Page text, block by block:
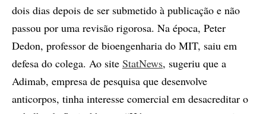
dois dias depois de ser submetido à publicação e não
passou por uma revisão rigorosa. Na época, Peter
Dedon, professor de bioengenharia do MIT, saiu em
defesa do colega. Ao site StatNews, sugeriu que a
Adimab, empresa de pesquisa que desenvolve
anticorpos, tinha interesse comercial em desacreditar o